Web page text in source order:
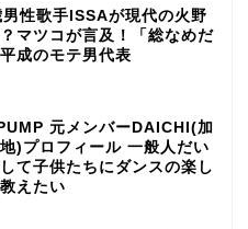
性歌手ISSAが現代の火野
マツコが言及！「総なめだ
成のモテ男代表
元メンバーDAICHI(加
)プロフィール 一般人だい
て子供たちにダンスの楽し
えたい